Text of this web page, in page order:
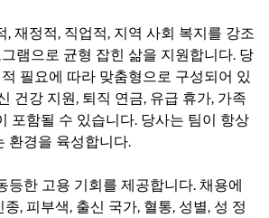
, 재정적, 직업적, 지역 사회 복지를 강조
램으로 균형 잡힌 삶을 지원합니다. 당
필요에 따라 맞춤형으로 구성되어 있
건강 지원, 퇴직 연금, 유급 휴가, 가족
포함될 수 있습니다. 당사는 팀이 항상
환경을 육성합니다.
한 고용 기회를 제공합니다. 채용에
, 피부색, 출신 국가, 혈통, 성별, 성 정